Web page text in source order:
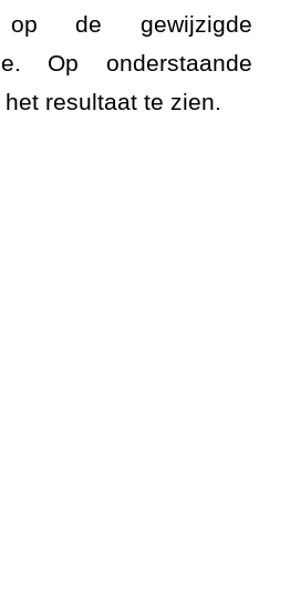
op de gewijzigde
Op onderstaande
het resultaat te zien.